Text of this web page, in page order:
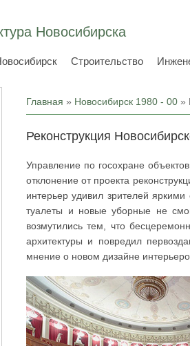
Новосибирска
Строительство
Вы здесь
Главная » Новосибирск 1980 - 00 »
Реконструкция
Управление по госохране
отклонение от проекта
интерьер удивил зрителей
туалеты и новые уборные не
возмутились тем, что
архитектуры и повредил
мнение о новом дизайне